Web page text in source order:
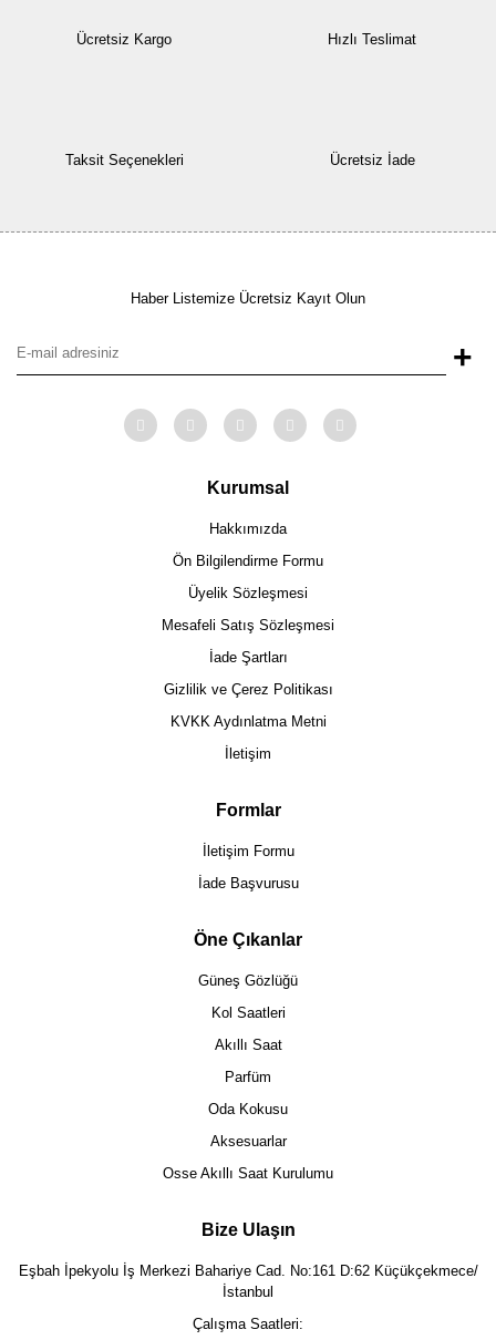
Ücretsiz Kargo Hızlı Teslimat
Taksit Seçenekleri Ücretsiz İade
Haber Listemize Ücretsiz Kayıt Olun
+
Kurumsal
Hakkımızda
Ön Bilgilendirme Formu
Üyelik Sözleşmesi
Mesafeli Satış Sözleşmesi
İade Şartları
Gizlilik ve Çerez Politikası
KVKK Aydınlatma Metni
İletişim
Formlar
İletişim Formu
İade Başvurusu
Öne Çıkanlar
Güneş Gözlüğü
Kol Saatleri
Akıllı Saat
Parfüm
Oda Kokusu
Aksesuarlar
Osse Akıllı Saat Kurulumu
Bize Ulaşın
Eşbah İpekyolu İş Merkezi Bahariye Cad. No:161 D:62 Küçükçekmece/
İstanbul
Çalışma Saatleri: